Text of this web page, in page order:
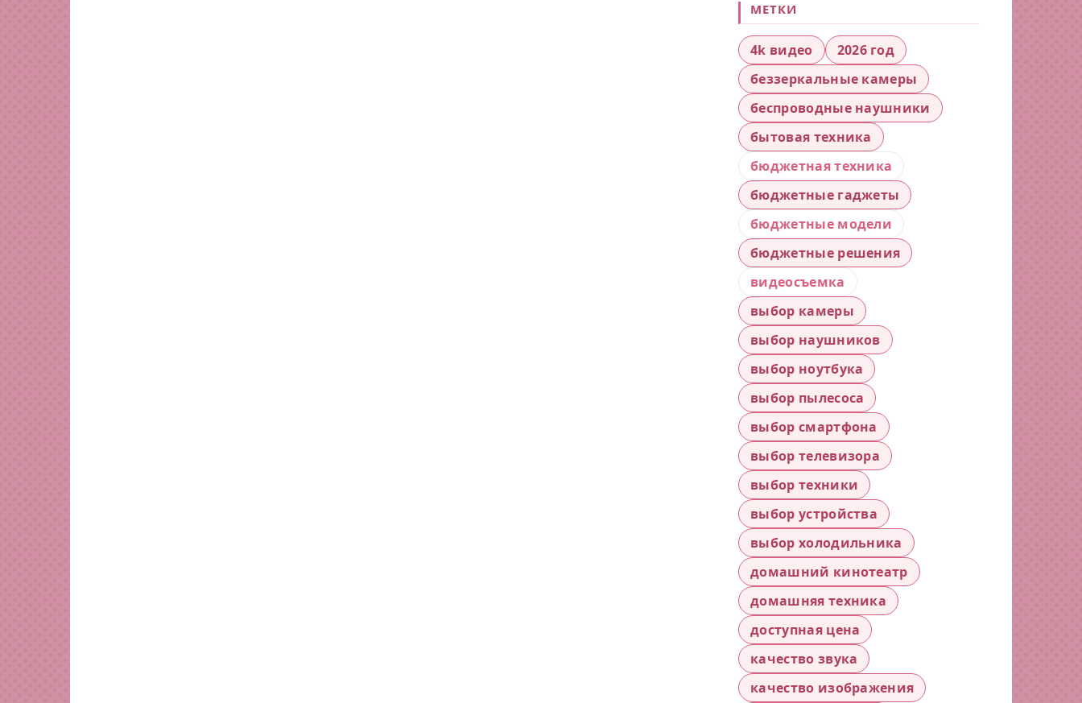
МЕТКИ
4k видео
2026 год
беззеркальные камеры
беспроводные наушники
бытовая техника
бюджетная техника
бюджетные гаджеты
бюджетные модели
бюджетные решения
видеосъемка
выбор камеры
выбор наушников
выбор ноутбука
выбор пылесоса
выбор смартфона
выбор телевизора
выбор техники
выбор устройства
выбор холодильника
домашний кинотеатр
домашняя техника
доступная цена
качество звука
качество изображения